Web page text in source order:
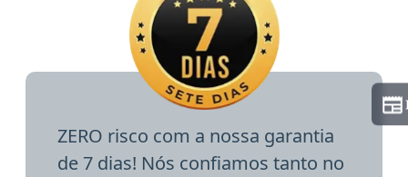
ZERO risco com a nossa garantia
de 7 dias! Nós confiamos tanto no